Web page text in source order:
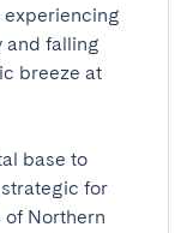
experiencing
and falling
breeze at
base to
for
Northern